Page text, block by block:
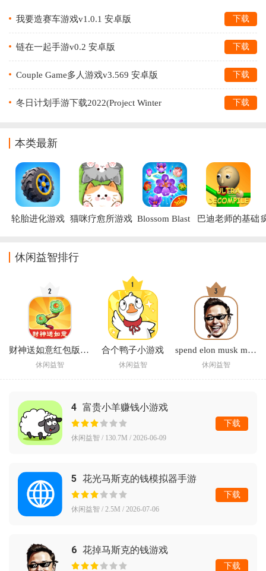
我要造赛车游戏v1.0.1 安卓版 下载
链在一起手游v0.2 安卓版 下载
Couple Game多人游戏v3.569 安卓版 下载
冬日计划手游下载2022(Project Winter
下载
本类最新
轮胎进化游戏 猫咪疗愈所游戏 Blossom Blast
巴迪老师的基础
休闲益智排行
财神送如意红包版赚钱
休闲益智
合个鸭子小游戏
休闲益智
spend elon musk money中文版下载(花掉马斯克的钱)
休闲益智
4 富贵小羊赚钱小游戏
休闲益智 / 130.7M / 2026-06-09
下载
5 花光马斯克的钱模拟器手游
休闲益智 / 2.5M / 2026-07-06
下载
6 花掉马斯克的钱游戏
下载